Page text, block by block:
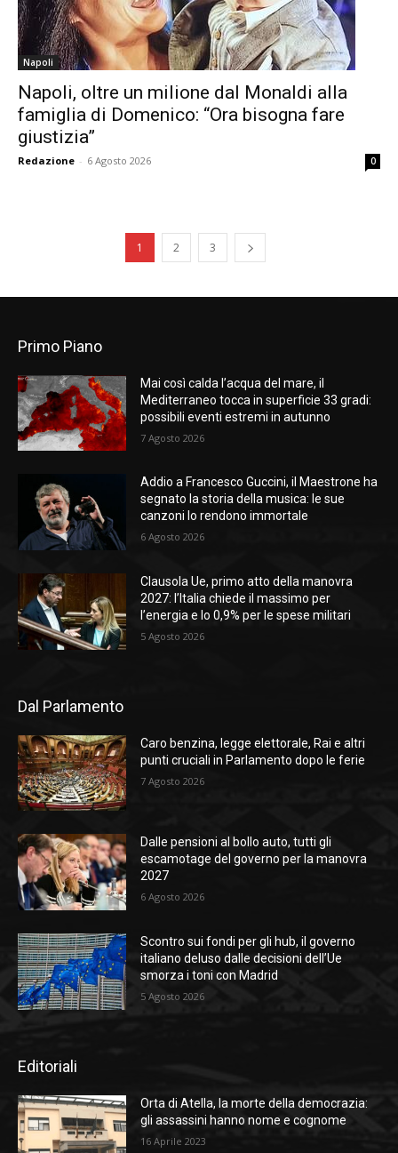
Napoli
Napoli, oltre un milione dal Monaldi alla
famiglia di Domenico: “Ora bisogna fare
giustizia”
Redazione - 6 Agosto 2026 0
1 2 3
Primo Piano
Mai così calda l’acqua del mare, il
Mediterraneo tocca in superficie 33 gradi:
possibili eventi estremi in autunno
7 Agosto 2026
Addio a Francesco Guccini, il Maestrone ha
segnato la storia della musica: le sue
canzoni lo rendono immortale
6 Agosto 2026
Clausola Ue, primo atto della manovra
2027: l’Italia chiede il massimo per
l’energia e lo 0,9% per le spese militari
5 Agosto 2026
Dal Parlamento
Caro benzina, legge elettorale, Rai e altri
punti cruciali in Parlamento dopo le ferie
7 Agosto 2026
Dalle pensioni al bollo auto, tutti gli
escamotage del governo per la manovra
2027
6 Agosto 2026
Scontro sui fondi per gli hub, il governo
italiano deluso dalle decisioni dell’Ue
smorza i toni con Madrid
5 Agosto 2026
Editoriali
Orta di Atella, la morte della democrazia:
gli assassini hanno nome e cognome
16 Aprile 2023